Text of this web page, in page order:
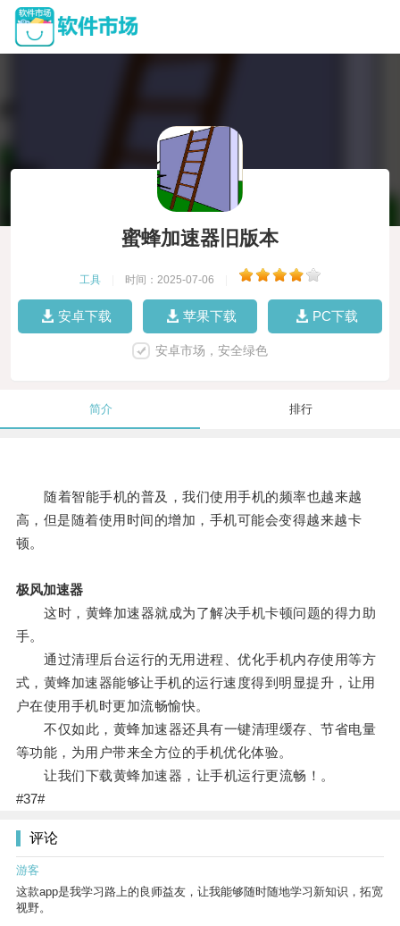
蜜蜂加速器旧版本
工具 时间：2025-07-06
安卓下载 苹果下载 PC下载
安卓市场，安全绿色
简介 排行
随着智能手机的普及，我们使用手机的频率也越来越
高，但是随着使用时间的增加，手机可能会变得越来越卡
顿。
极风加速器
这时，黄蜂加速器就成为了解决手机卡顿问题的得力助
手。
通过清理后台运行的无用进程、优化手机内存使用等方
式，黄蜂加速器能够让手机的运行速度得到明显提升，让用
户在使用手机时更加流畅愉快。
不仅如此，黄蜂加速器还具有一键清理缓存、节省电量
等功能，为用户带来全方位的手机优化体验。
让我们下载黄蜂加速器，让手机运行更流畅！。
#37#
评论
游客
这款app是我学习路上的良师益友，让我能够随时随地学习新知识，拓宽
视野。